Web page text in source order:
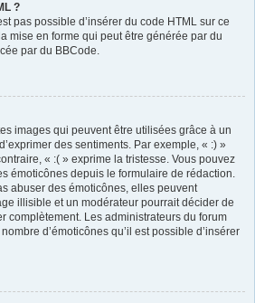
?
pas possible d’insérer du code HTML sur ce
mise en forme qui peut être générée par du
par du BBCode.
images qui peuvent être utilisées grâce à un
des sentiments. Par exemple, « :) »
« :( » exprime la tristesse. Vous pouvez
émoticônes depuis le formulaire de rédaction.
abuser des émoticônes, elles peuvent
illisible et un modérateur pourrait décider de
complètement. Les administrateurs du forum
d’émoticônes qu’il est possible d’insérer